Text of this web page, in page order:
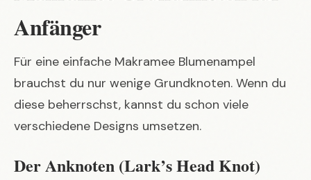
Anfänger
Für eine einfache Makramee Blumenampel
brauchst du nur wenige Grundknoten. Wenn du
diese beherrschst, kannst du schon viele
verschiedene Designs umsetzen.
Der Anknoten (Lark’s Head Knot)